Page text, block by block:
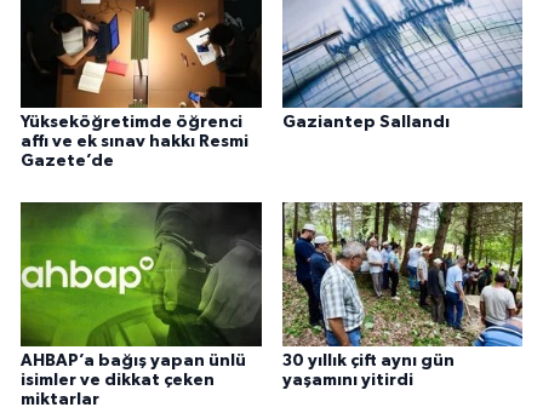
Yükseköğretimde öğrenci
affı ve ek sınav hakkı Resmi
Gazete’de
Gaziantep Sallandı
AHBAP’a bağış yapan ünlü
isimler ve dikkat çeken
miktarlar
30 yıllık çift aynı gün
yaşamını yitirdi